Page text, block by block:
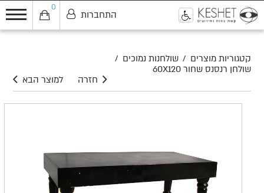
0
התחברות
קטגוריות מוצרים / שולחנות נמוכים /
שולחן רנסנס שחור 60X120
למוצר הבא
חזרה